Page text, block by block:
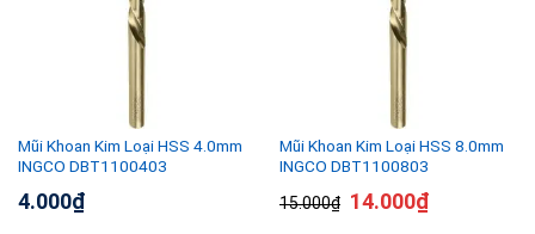
Mũi Khoan Kim Loại HSS 4.0mm
INGCO DBT1100403
4.000₫
Mũi Khoan Kim Loại HSS 8.0mm
INGCO DBT1100803
15.000₫ 14.000₫